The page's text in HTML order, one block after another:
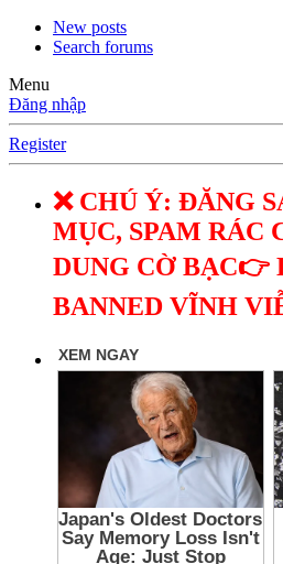
New posts
Search forums
Menu
Đăng nhập
Register
❌ CHÚ Ý: ĐĂNG
MỤC, SPAM RÁC
DUNG CỜ BẠC👉
BANNED VĨNH